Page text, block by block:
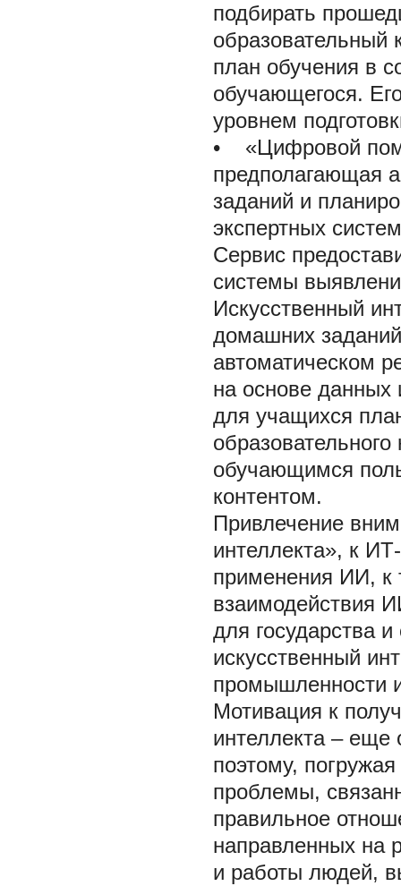
подбирать
образовательный
план обучения в
обучающегося.
уровнем
• «Цифровой
предполагающая
заданий и
экспертных
Сервис
системы
Искусственный
домашних
автоматическом
на основе данных
для учащихся
обучающимся
контентом.
Привлечение
интеллекта», к
применения ИИ, к
взаимодействия
для государства
искусственный
промышленности
Мотивация к
интеллекта – еще
поэтому,
проблемы,
правильное
направленных на
и работы людей,